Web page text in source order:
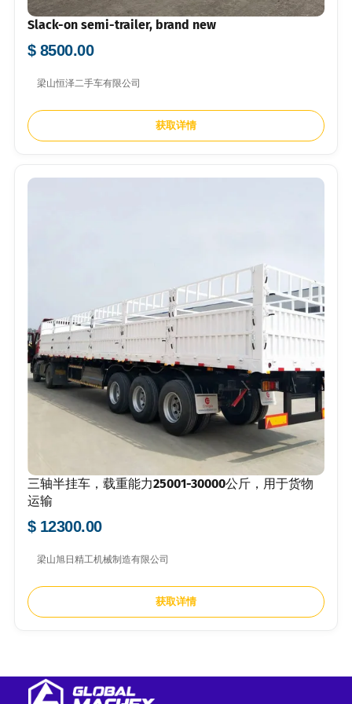
Slack-on semi-trailer, brand new
$ 8500.00
梁山恒泽二手车有限公司
获取详情
三轴半挂车，载重能力25001-30000公斤，用于货物
运输
$ 12300.00
梁山旭日精工机械制造有限公司
获取详情